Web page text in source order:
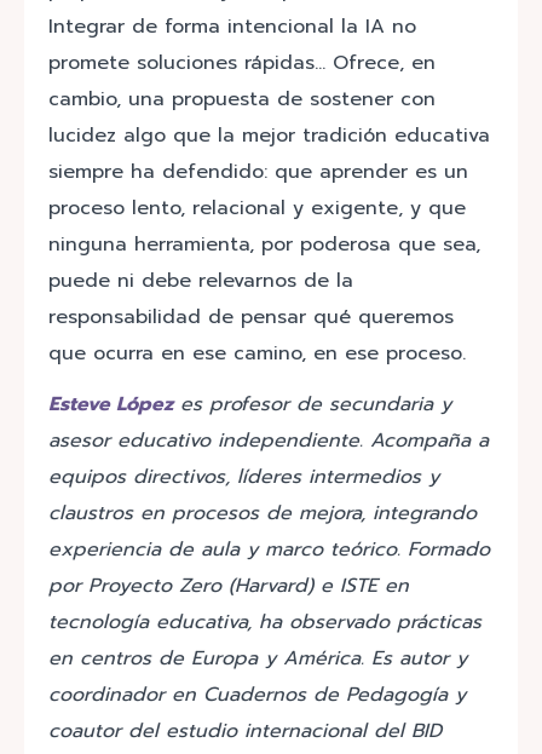
Integrar de forma intencional la IA no
promete soluciones rápidas… Ofrece, en
cambio, una propuesta de sostener con
lucidez algo que la mejor tradición educativa
siempre ha defendido: que aprender es un
proceso lento, relacional y exigente, y que
ninguna herramienta, por poderosa que sea,
puede ni debe relevarnos de la
responsabilidad de pensar qué queremos
que ocurra en ese camino, en ese proceso.
Esteve Lópezes profesor de secundaria y
asesor educativo independiente. Acompaña a
equipos directivos, líderes intermedios y
claustros en procesos de mejora, integrando
experiencia de aula y marco teórico. Formado
por Proyecto Zero (Harvard) e ISTE en
tecnología educativa, ha observado prácticas
en centros de Europa y América. Es autor y
coordinador en Cuadernos de Pedagogía y
coautor del estudio internacional del BID